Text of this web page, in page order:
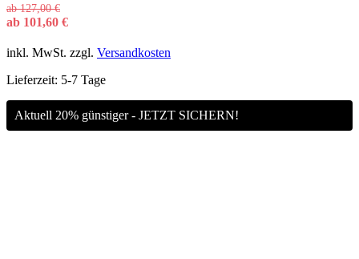
ab127,00€
ab 101,60 €
inkl. MwSt. zzgl. Versandkosten
Lieferzeit: 5-7 Tage
Aktuell 20% günstiger - JETZT SICHERN!